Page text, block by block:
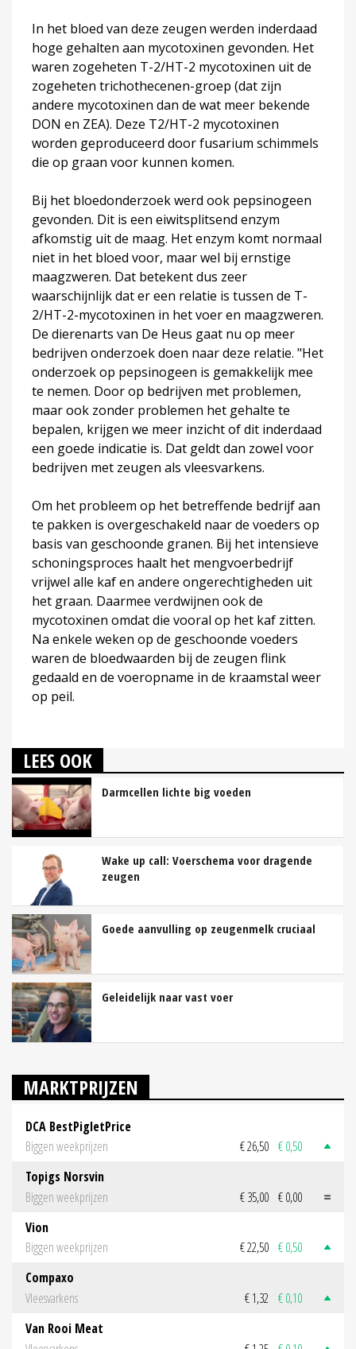
In het bloed van deze zeugen werden inderdaad
hoge gehalten aan mycotoxinen gevonden. Het
waren zogeheten T-2/HT-2 mycotoxinen uit de
zogeheten trichothecenen-groep (dat zijn
andere mycotoxinen dan de wat meer bekende
DON en ZEA). Deze T2/HT-2 mycotoxinen
worden geproduceerd door fusarium schimmels
die op graan voor kunnen komen.
Bij het bloedonderzoek werd ook pepsinogeen
gevonden. Dit is een eiwitsplitsend enzym
afkomstig uit de maag. Het enzym komt normaal
niet in het bloed voor, maar wel bij ernstige
maagzweren. Dat betekent dus zeer
waarschijnlijk dat er een relatie is tussen de T-
2/HT-2-mycotoxinen in het voer en maagzweren.
De dierenarts van De Heus gaat nu op meer
bedrijven onderzoek doen naar deze relatie. "Het
onderzoek op pepsinogeen is gemakkelijk mee
te nemen. Door op bedrijven met problemen,
maar ook zonder problemen het gehalte te
bepalen, krijgen we meer inzicht of dit inderdaad
een goede indicatie is. Dat geldt dan zowel voor
bedrijven met zeugen als vleesvarkens.
Om het probleem op het betreffende bedrijf aan
te pakken is overgeschakeld naar de voeders op
basis van geschoonde granen. Bij het intensieve
schoningsproces haalt het mengvoerbedrijf
vrijwel alle kaf en andere ongerechtigheden uit
het graan. Daarmee verdwijnen ook de
mycotoxinen omdat die vooral op het kaf zitten.
Na enkele weken op de geschoonde voeders
waren de bloedwaarden bij de zeugen flink
gedaald en de voeropname in de kraamstal weer
op peil.
LEES OOK
Darmcellen lichte big voeden
Wake up call: Voerschema voor dragende
zeugen
Goede aanvulling op zeugenmelk cruciaal
Geleidelijk naar vast voer
MARKTPRIJZEN
DCA BestPigletPrice
Biggen weekprijzen
€ 26,50 € 0,50
Topigs Norsvin
Biggen weekprijzen
€ 35,00 € 0,00
Vion
Biggen weekprijzen
€ 22,50 € 0,50
Compaxo
Vleesvarkens
€ 1,32 € 0,10
Van Rooi Meat